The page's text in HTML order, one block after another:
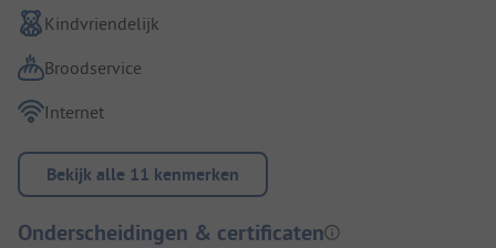
Kindvriendelijk
Broodservice
Internet
Bekijk alle 11 kenmerken
Onderscheidingen & certificaten